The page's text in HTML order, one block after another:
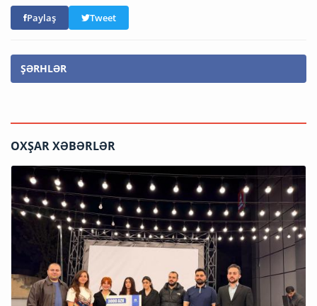
Paylaş Tweet
ŞƏRHLƏR
OXŞAR XƏBƏRLƏR